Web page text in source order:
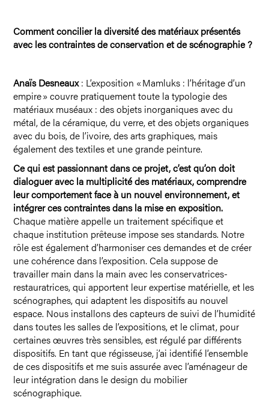
Comment concilier la diversité des matériaux présentés
avec les contraintes de conservation et de scénographie ?
Anaïs Desneaux: L’exposition « Mamluks : l’héritage d’un
empire » couvre pratiquement toute la typologie des
matériaux muséaux : des objets inorganiques avec du
métal, de la céramique, du verre, et des objets organiques
avec du bois, de l’ivoire, des arts graphiques, mais
également des textiles et une grande peinture.
Ce qui est passionnant dans ce projet, c’est qu’on doit
dialoguer avec la multiplicité des matériaux, comprendre
leur comportement face à un nouvel environnement, et
intégrer ces contraintes dans la mise en exposition.
Chaque matière appelle un traitement spécifique et
chaque institution prêteuse impose ses standards. Notre
rôle est également d’harmoniser ces demandes et de créer
une cohérence dans l’exposition. Cela suppose de
travailler main dans la main avec les conservatrices-
restauratrices, qui apportent leur expertise matérielle, et les
scénographes, qui adaptent les dispositifs au nouvel
espace. Nous installons des capteurs de suivi de l’humidité
dans toutes les salles de l’expositions, et le climat, pour
certaines œuvres très sensibles, est régulé par différents
dispositifs. En tant que régisseuse, j’ai identifié l’ensemble
de ces dispositifs et me suis assurée avec l’aménageur de
leur intégration dans le design du mobilier
scénographique.